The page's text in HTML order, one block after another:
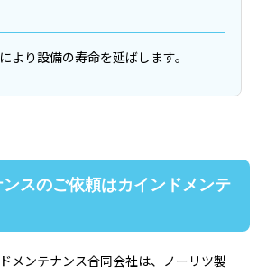
より設備の寿命を延ばします。
スのご依頼はカインドメンテ
メンテナンス合同会社は、ノーリツ製